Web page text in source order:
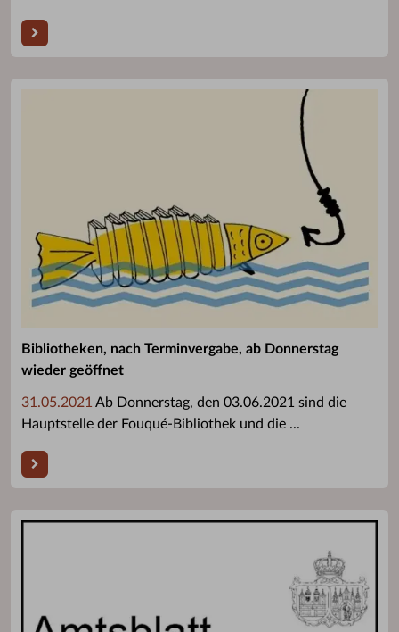
Bibliotheken, nach Terminvergabe, ab Donnerstag
wieder geöffnet
31.05.2021 Ab Donnerstag, den 03.06.2021 sind die
Hauptstelle der Fouqué-Bibliothek und die ...